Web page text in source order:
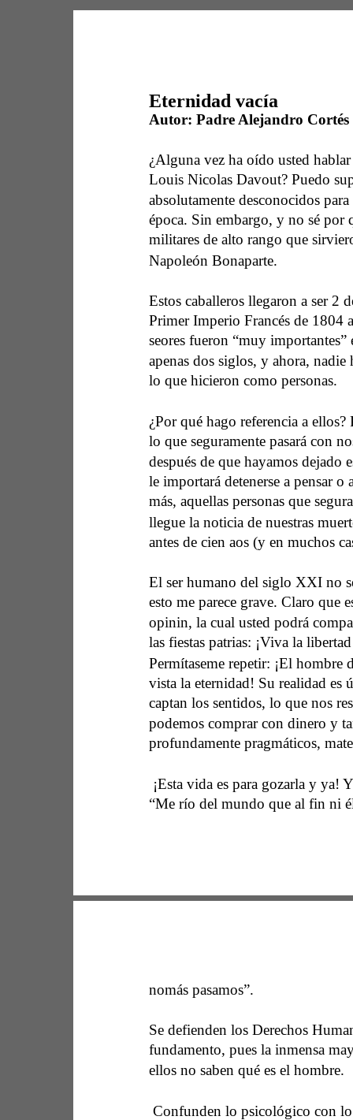
Eternidad vacía
Autor: Padre Alejandro Cortés
¿Alguna vez ha oído usted
Louis Nicolas Davout? Puedo
absolutamente desconocidos
época. Sin embargo, y no sé por
militares de alto rango que
Napoleón Bonaparte.
Estos caballeros llegaron a ser 2
Primer Imperio Francés de 1804
se￱ores fueron “muy
apenas dos siglos, y ahora,
lo que hicieron como personas.
¿Por qué hago referencia a
lo que seguramente pasará con
después de que hayamos dejado
le importará detenerse a pensar
más, aquellas personas que
llegue la noticia de nuestras
antes de cien a￱os (y en muchos
El ser humano del siglo XXI no
esto me parece grave. Claro que
opini￳n, la cual usted podrá
las fiestas patrias: ¡Viva la
Permítaseme repetir: ¡El hombre
vista la eternidad! Su realidad
captan los sentidos, lo que nos
podemos comprar con dinero y
profundamente pragmáticos,
¡Esta vida es para gozarla y ya!
“Me río del mundo que al fin ni
nomás pasamos”.
Se defienden los Derechos
fundamento, pues la inmensa
ellos no saben qué es el hombre.
Confunden lo psicológico con